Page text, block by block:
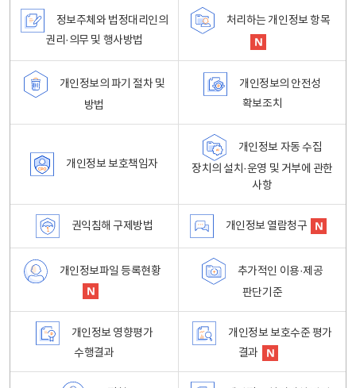
정보주체와 법정대리인의
권리·의무 및 행사방법
처리하는 개인정보 항목
개인정보의 파기 절차 및
방법
개인정보의 안전성
확보조치
개인정보 보호책임자
개인정보 자동 수집
장치의 설치·운영 및 거부에 관한
사항
권익침해 구제방법 개인정보 열람청구
개인정보파일 등록현황
추가적인 이용·제공
판단기준
개인정보 영향평가
수행결과
개인정보 보호수준 평가
결과